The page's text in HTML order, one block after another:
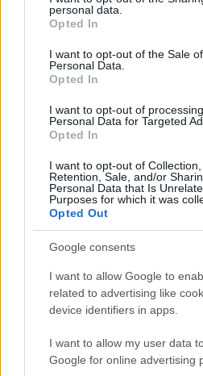
grant or deny consent to Google
use your data for below specified
consent section.
personal data.
Opted In
I want to opt-out of the Sale
Personal Data.
Opted In
I want to opt-out of
Personal Data for Targeted
Opted In
I want to opt-out of Collection,
Retention, Sale, and/or
Personal Data that Is
Purposes for which it was
Opted Out
Google consents
I want to allow Google to
related to advertising like
device identifiers in apps.
I want to allow my user data
Google for online advertising
24 óra
A takarítószakértők szerint
a